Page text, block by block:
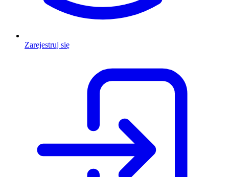
Zarejestruj się